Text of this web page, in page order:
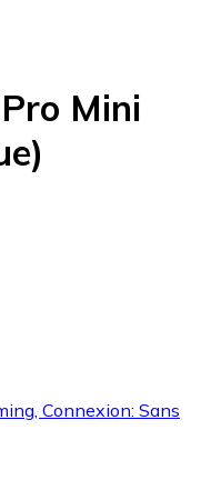
Mini
Connexion: Sans